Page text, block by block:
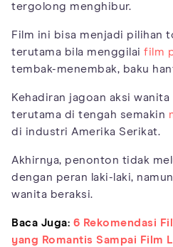
tergolong menghibur.
Film ini bisa menjadi pilihan
terutama bila menggilai film
tembak-menembak, baku
Kehadiran jagoan aksi
terutama di tengah semakin
di industri Amerika Serikat.
Akhirnya, penonton tidak
dengan peran laki-laki,
wanita beraksi.
Baca Juga: 6 Rekomendasi
yang Romantis Sampai Film